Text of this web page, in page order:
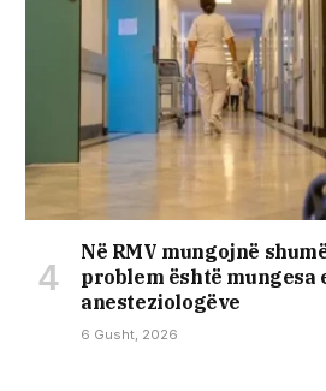
Në RMV mungojnë
problem është mungesa
anesteziologëve
6 Gusht, 2026